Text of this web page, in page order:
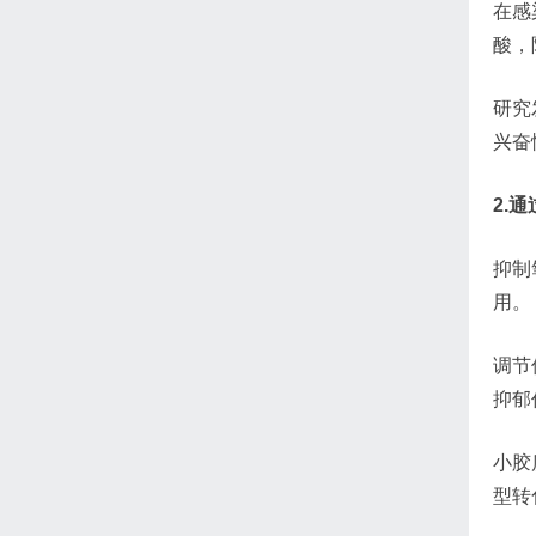
在感
酸，
研究
兴
2.通
抑制
用。
调节
抑郁
小胶
型转